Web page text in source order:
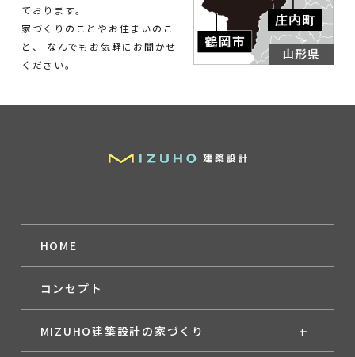
ております。
家づくりのことやお住まいのこ
と、
なんでもお気軽にお聞かせ
ください。
HOME
コンセプト
MIZUHO建築設計の家づくり